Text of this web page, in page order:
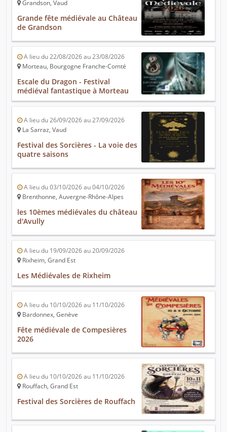
Grandson, Vaud
Grande fête médiévale au Château
de Grandson
A lieu du 22/08/2026 au 23/08/2026
Morteau, Bourgogne Franche-Comté
Escale du Dragon - Festival
médiéval fantastique à Morteau
A lieu du 26/09/2026 au 27/09/2026
La Sarraz, Vaud
Festival des Sorcières - La voie des
quatre saisons
A lieu du 03/10/2026 au 04/10/2026
Brenthonne, Auvergne-Rhône-Alpes
les 10èmes médiévales du château
d'Avully
A lieu du 19/09/2026 au 20/09/2026
Rixheim, Grand Est
Les Médiévales de Rixheim
A lieu du 10/10/2026 au 11/10/2026
Bardonnex, Genève
Fête médiévale de Compesières
2026
A lieu du 10/10/2026 au 11/10/2026
Rouffach, Grand Est
Festival des Sorcières de Rouffach